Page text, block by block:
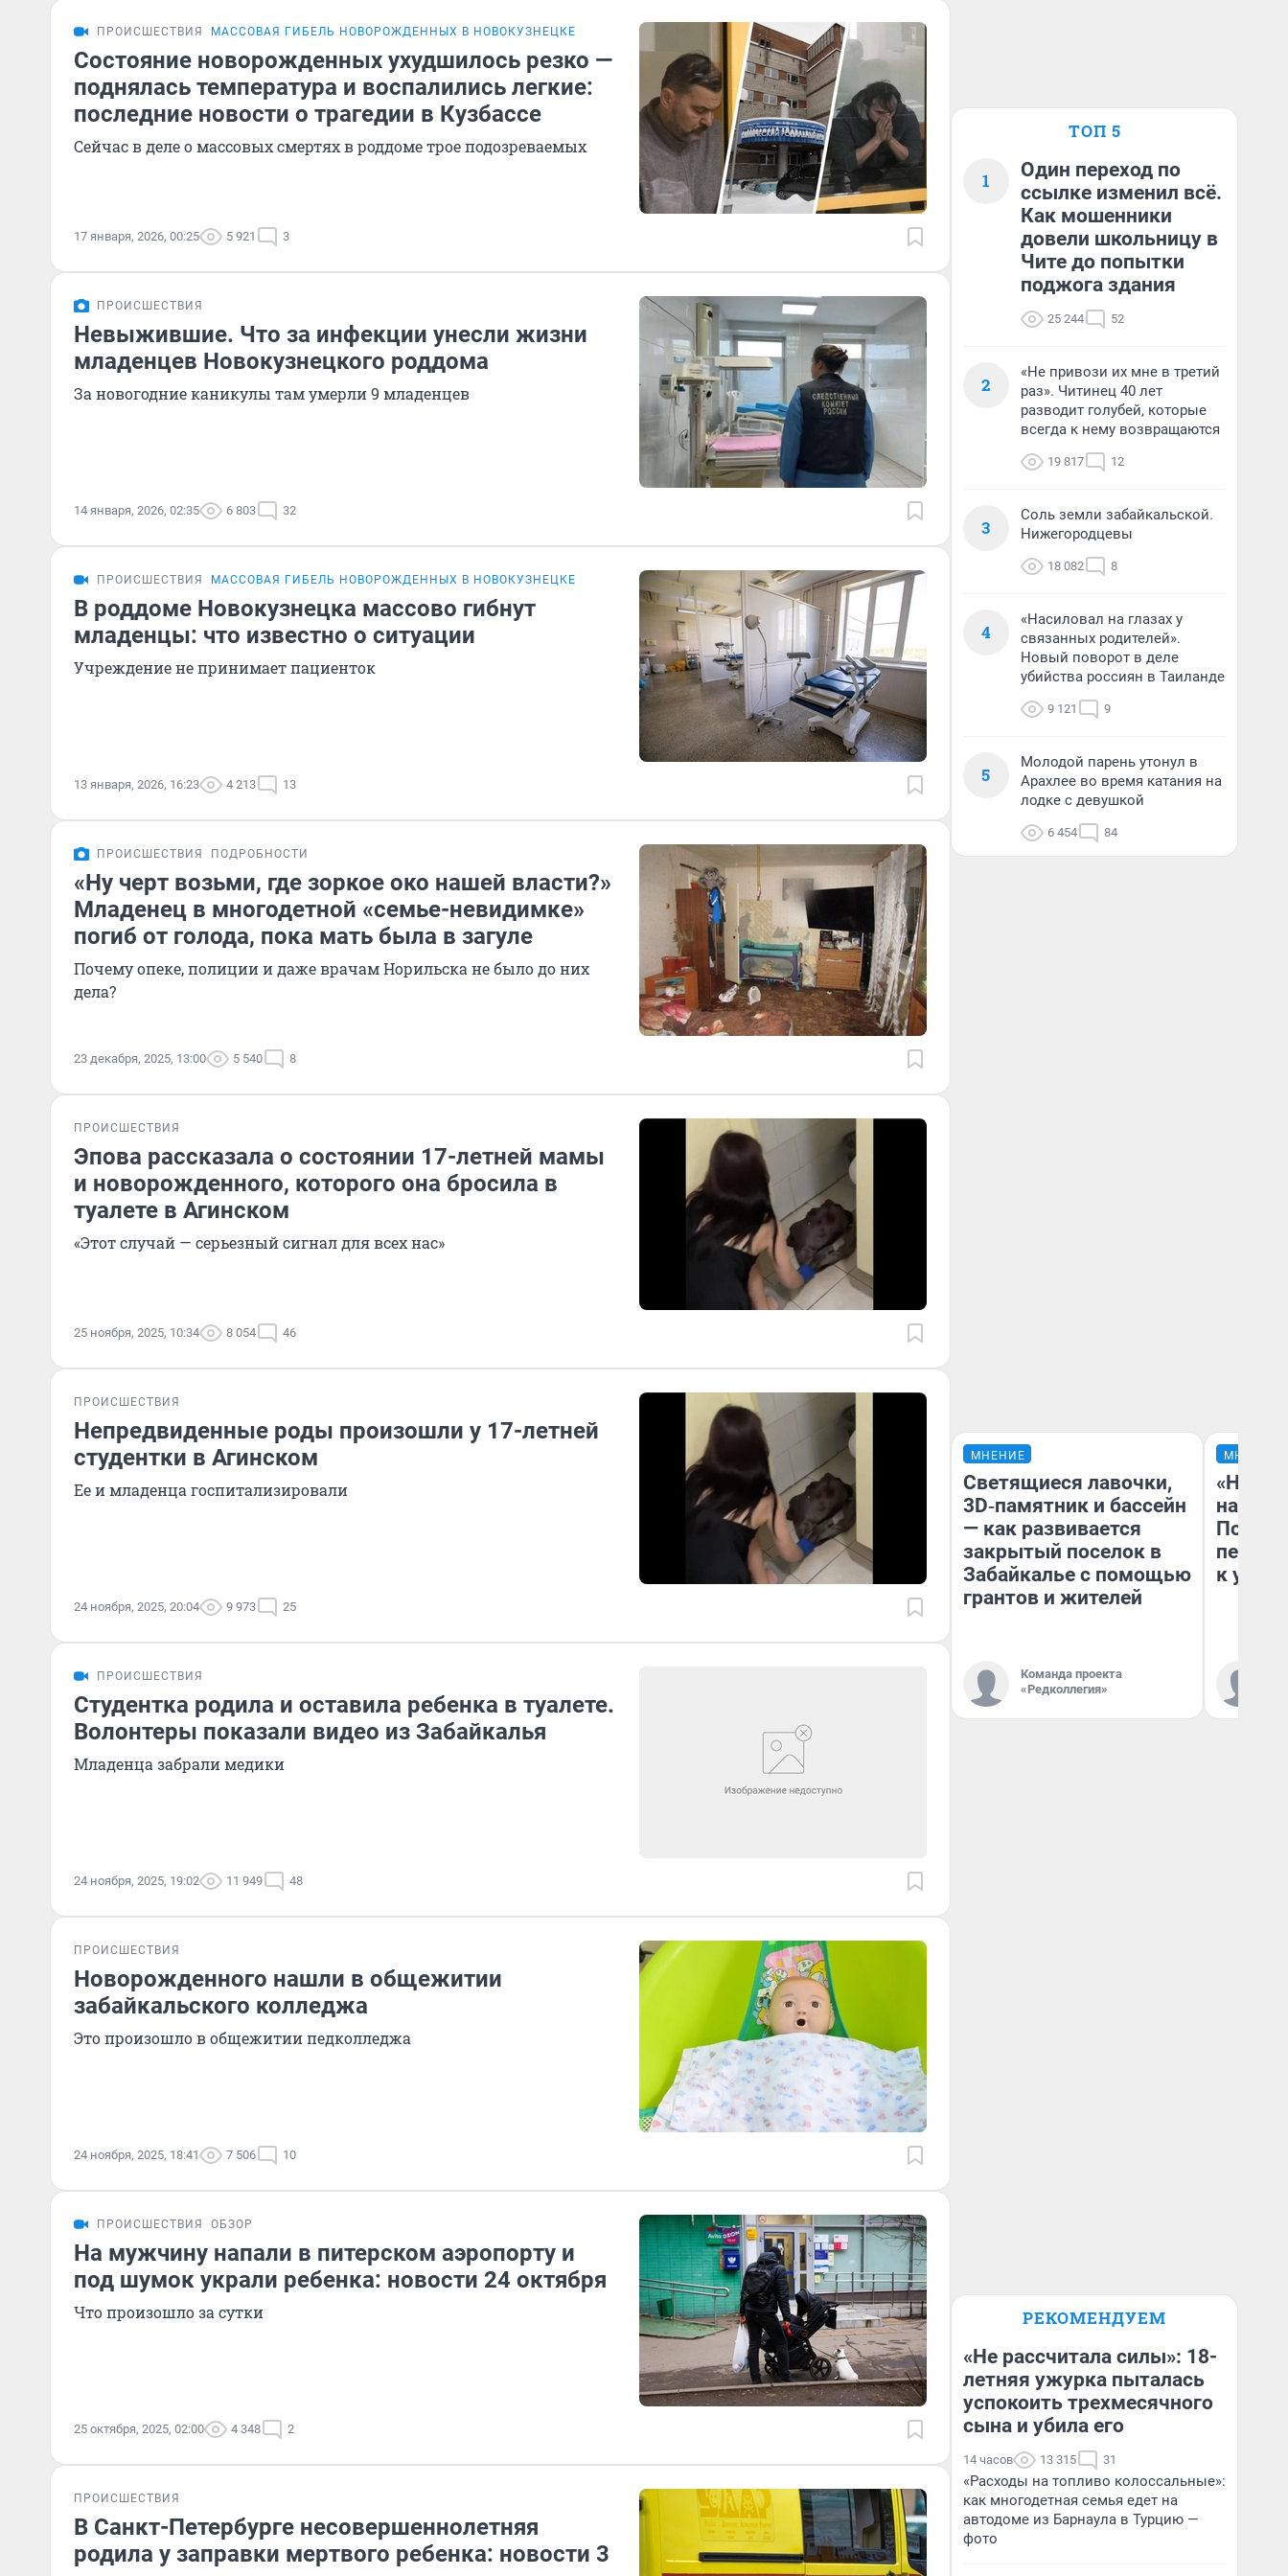
ПРОИСШЕСТВИЯ МАССОВАЯ ГИБЕЛЬ НОВОРОЖДЕННЫХ В НОВОКУЗНЕЦКЕ
Состояние новорожденных ухудшилось резко —
поднялась температура и воспалились легкие:
последние новости о трагедии в Кузбассе
Сейчас в деле о массовых смертях в роддоме трое подозреваемых
17 января, 2026, 00:25 5 921 3
ПРОИСШЕСТВИЯ
Невыжившие. Что за инфекции унесли жизни
младенцев Новокузнецкого роддома
За новогодние каникулы там умерли 9 младенцев
14 января, 2026, 02:35 6 803 32
ПРОИСШЕСТВИЯ МАССОВАЯ ГИБЕЛЬ НОВОРОЖДЕННЫХ В НОВОКУЗНЕЦКЕ
В роддоме Новокузнецка массово гибнут
младенцы: что известно о ситуации
Учреждение не принимает пациенток
13 января, 2026, 16:23 4 213 13
ПРОИСШЕСТВИЯ ПОДРОБНОСТИ
«Ну черт возьми, где зоркое око нашей власти?»
Младенец в многодетной «семье-невидимке»
погиб от голода, пока мать была в загуле
Почему опеке, полиции и даже врачам Норильска не было до них
дела?
23 декабря, 2025, 13:00 5 540 8
ПРОИСШЕСТВИЯ
Эпова рассказала о состоянии 17-летней мамы
и новорожденного, которого она бросила в
туалете в Агинском
«Этот случай — серьезный сигнал для всех нас»
25 ноября, 2025, 10:34 8 054 46
ПРОИСШЕСТВИЯ
Непредвиденные роды произошли у 17-летней
студентки в Агинском
Ее и младенца госпитализировали
24 ноября, 2025, 20:04 9 973 25
ПРОИСШЕСТВИЯ
Студентка родила и оставила ребенка в туалете.
Волонтеры показали видео из Забайкалья
Младенца забрали медики
24 ноября, 2025, 19:02 11 949 48
ПРОИСШЕСТВИЯ
Новорожденного нашли в общежитии
забайкальского колледжа
Это произошло в общежитии педколледжа
24 ноября, 2025, 18:41 7 506 10
ПРОИСШЕСТВИЯ ОБЗОР
На мужчину напали в питерском аэропорту и
под шумок украли ребенка: новости 24 октября
Что произошло за сутки
25 октября, 2025, 02:00 4 348 2
ПРОИСШЕСТВИЯ
В Санкт-Петербурге несовершеннолетняя
родила у заправки мертвого ребенка: новости 3
ТОП 5
1
Один переход по
ссылке изменил всё.
Как мошенники
довели школьницу в
Чите до попытки
поджога здания
25 244 52
2
«Не привози их мне в третий
раз». Читинец 40 лет
разводит голубей, которые
всегда к нему возвращаются
19 817 12
3
Соль земли забайкальской.
Нижегородцевы
18 082 8
4
«Насиловал на глазах у
связанных родителей».
Новый поворот в деле
убийства россиян в Таиланде
9 121 9
5
Молодой парень утонул в
Арахлее во время катания на
лодке с девушкой
6 454 84
МНЕНИЕ
Светящиеся лавочки,
3D‑памятник и бассейн
— как развивается
закрытый поселок в
Забайкалье с помощью
грантов и жителей
Команда проекта
«Редколлегия»
МНЕНИЕ
«Надо
надо
к
РЕКОМЕНДУЕМ
«Не рассчитала силы»: 18-
летняя ужурка пыталась
успокоить трехмесячного
сына и убила его
14 часов 13 315 31
«Расходы на топливо колоссальные»:
как многодетная семья едет на
автодоме из Барнаула в Турцию —
фото